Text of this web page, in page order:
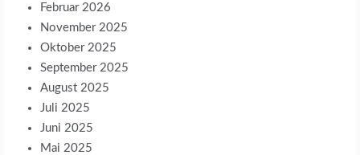
Februar 2026
November 2025
Oktober 2025
September 2025
August 2025
Juli 2025
Juni 2025
Mai 2025